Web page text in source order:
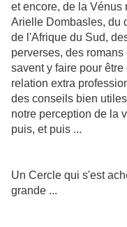
et encore, de la
Arielle Dombasles, du
de l'Afrique du Sud,
perverses, des
savent y faire pour
relation extra
des conseils bien
notre perception de la
puis, et puis ...
Un Cercle qui s'est
grande ...